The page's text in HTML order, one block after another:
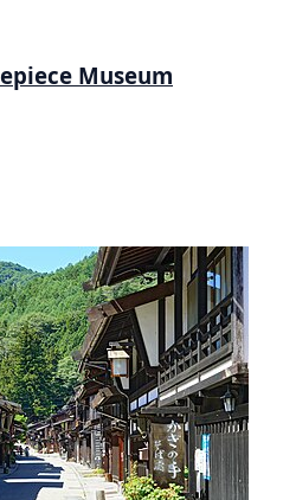
Museum